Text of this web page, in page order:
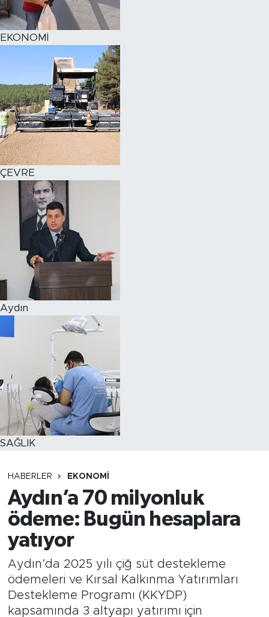
EKONOMİ
ÇEVRE
Aydın
SAĞLIK
HABERLER EKONOMİ
Aydın’a 70 milyonluk
ödeme: Bugün hesaplara
yatıyor
Aydın’da 2025 yılı çiğ süt destekleme
ödemeleri ve Kırsal Kalkınma Yatırımları
Destekleme Programı (KKYDP)
kapsamında 3 altyapı yatırımı için